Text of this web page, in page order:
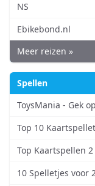
NS
Ebikebond.nl
Meer reizen »
Spellen
ToysMania - Gek
Top 10
Top Kaartspellen
10 Spelletjes voor